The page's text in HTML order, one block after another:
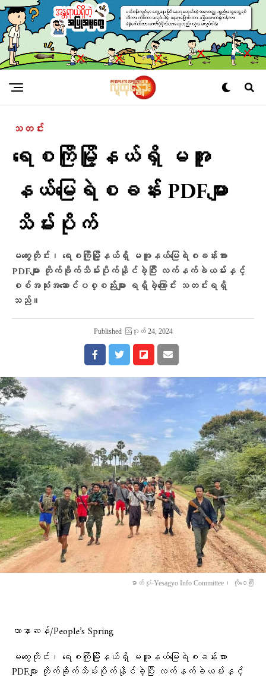
သတင်း
ရေစကြိုမြို့နယ်ရှိ မအူ
နယ်မြေရဲစခန်း PDFများ
သိမ်းပိုက်
မကွေးတိုင်း၊ ရေစကြိုမြို့နယ်ရှိ မအူနယ်မြေရဲစခန်းအား
PDFများ တိုက်ခိုက်သိမ်းပိုက်နိုင်ခဲ့ပြီး လက်နက်ခဲယမ်းနှင့်
စစ်အသုံးအဆောင်ပစ္စည်းများ ရရှိခဲ့ကြောင်း သတင်းရရှိ
သည်။
Published ဩဂုတ် 24, 2024
ဓာတ်ပုံ-Yesagyo Info Committee၊ ကိုဝေကြီး
ဟာနာဆန်/People’s Spring
မကွေးတိုင်း၊ ရေစကြိုမြို့နယ်ရှိ မအူနယ်မြေရဲစခန်းအား
PDFများ တိုက်ခိုက်သိမ်းပိုက်နိုင်ခဲ့ပြီး လက်နက်ခဲယမ်းနှင့်